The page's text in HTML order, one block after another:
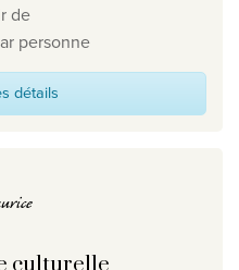
de
personne
détails
culturelle